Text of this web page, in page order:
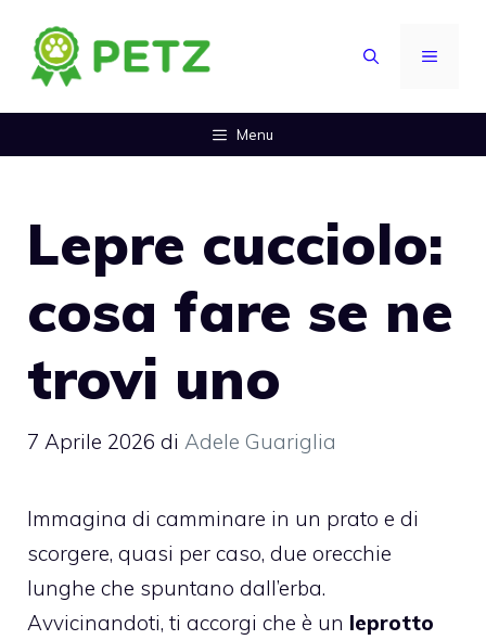
contenuto
MENU
Menu
Lepre cucciolo:
cosa fare se ne
trovi uno
7 Aprile 2026 di Adele Guariglia
Immagina di camminare in un prato e di
scorgere, quasi per caso, due orecchie
lunghe che spuntano dall’erba.
Avvicinandoti, ti accorgi che è un leprotto